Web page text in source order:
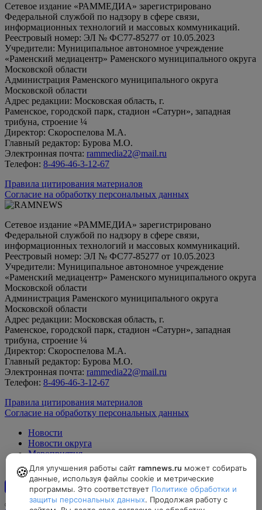
Сетевое издание «РАММЕДИА» зарегистрировано
Федеральной службой по надзору в сфере связи,
информационных технологий и массовых коммуникаций.
Реестровый номер: ЭЛ № ФС77-85277 от 10.05.2023
Учредители: Муниципальное автономное учреждение
«Раменский медиацентр» Раменского муниципального округа
Московской области
Администрация Раменского муниципального округа
Московской области
Адрес редакции: Московская область, г.
Раменское, городской парк, стадион «Сатурн», западная
трибуна, строение ¼
Директор: Скороспелова М.А.
Главный редактор: Бурова М.О.
Электронная почта: rammedia22@mail.ru
Телефон: 8-496-46-3-12-67
Правила цитирования материалов
Согласие на обработку персональных данных
Сетевое издание «РАММЕДИА» зарегистрировано
Федеральной службой по надзору в сфере связи,
информационных технологий и массовых коммуникаций.
Реестровый номер: ЭЛ № ФС77-85277 от 10.05.2023
Учредители: Муниципальное автономное учреждение
«Раменский медиацентр» Раменского муниципального округа
Московской области
Администрация Раменского муниципального округа
Московской области
Адрес редакции: Московская область, г.
Раменское, городской парк, стадион «Сатурн», западная
трибуна, строение ¼
Директор: Скороспелова М.А.
Главный редактор: Бурова М.О.
Электронная почта: rammedia22@mail.ru
Телефон: 8-496-46-3-12-67
Правила цитирования материалов
Согласие на обработку персональных данных
Новости
Новости округа
Мероприятия
Официально
12+
🍪 Для улучшения работы сайт ramnews.ru может собирать
данные, используя файлы cookie и метрические
программы. Это соответствует Политике обработки и
защиты персональных данных. Продолжая работу с